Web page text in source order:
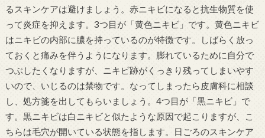
るスキンケアは避けましょう。赤ニキビになると抗生物質を使
って炎症を抑えます。3つ目が「黄色ニキビ」です。黄色ニキビ
はニキビの内部に膿を持っているのが特徴です。しばらく放っ
ておくと痛みを伴うようになります。膨れているために自分で
つぶしたくなりますが、ニキビ跡がくっきり残ってしまいやす
いので、いじるのは禁物です。なってしまったら皮膚科に相談
し、処方箋を出してもらいましょう。4つ目が「黒ニキビ」で
す。黒ニキビは白ニキビと似たような原因で起こりますが、こ
ちらは毛穴が開いている状態を指します。日ごろのスキンケア